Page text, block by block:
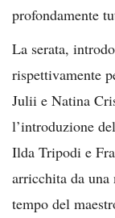
profondamente
La serata,
rispettivamente
Julii e Natina
l’introduzione
Ilda Tripodi e
arricchita da
tempo del